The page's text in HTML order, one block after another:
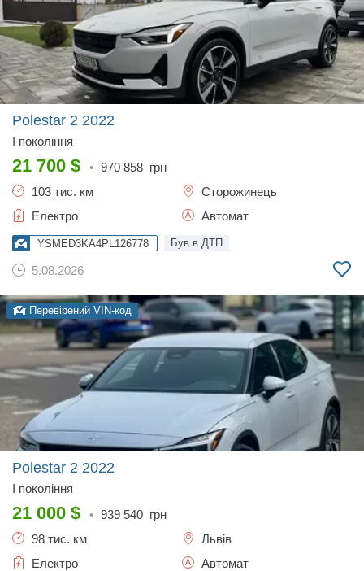
Polestar 2 2022
I покоління
21 700 $ • 970 858 грн
103 тис. км
Сторожинець
Електро
Автомат
YSMED3KA4PL126778 Був в ДТП
5.08.2026
Перевірений VIN-код
Polestar 2 2022
I покоління
21 000 $ • 939 540 грн
98 тис. км
Львів
Електро
Автомат